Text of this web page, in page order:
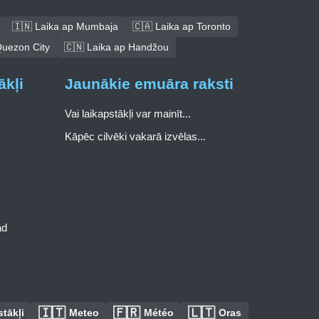
🇮🇳 Laika ap Mumbaja
🇨🇦 Laika ap Toronto
City
🇨🇳 Laika ap Handžou
Jaunākie emuāra raksti
Vai laikapstākļi var mainīt...
Kāpēc cilvēki vakarā izvēlas...
🇮🇹 Meteo 🇫🇷 Météo 🇱🇹 Oras